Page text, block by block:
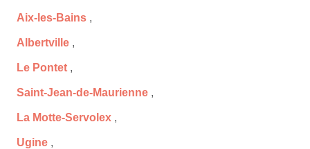
Aix-les-Bains ,
Albertville ,
Le Pontet ,
Saint-Jean-de-Maurienne ,
La Motte-Servolex ,
Ugine ,